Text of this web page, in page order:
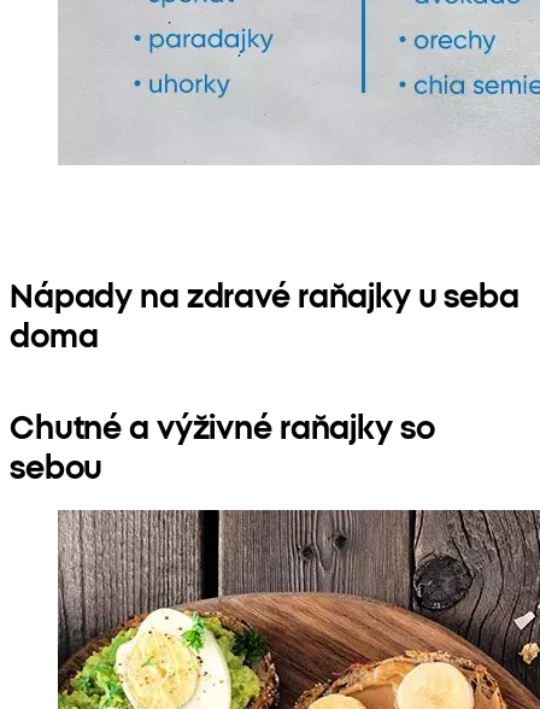
Nápady na zdravé raňajky u seba
doma
Chutné a výživné raňajky so
sebou